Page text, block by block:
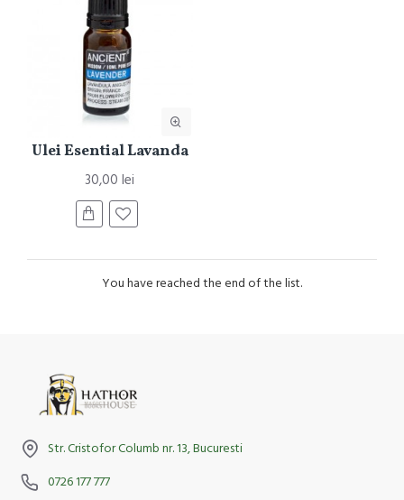
Ulei Esential Lavanda
30,00 lei
You have reached the end of the list.
Str. Cristofor Columb nr. 13, Bucuresti
0726 177 777